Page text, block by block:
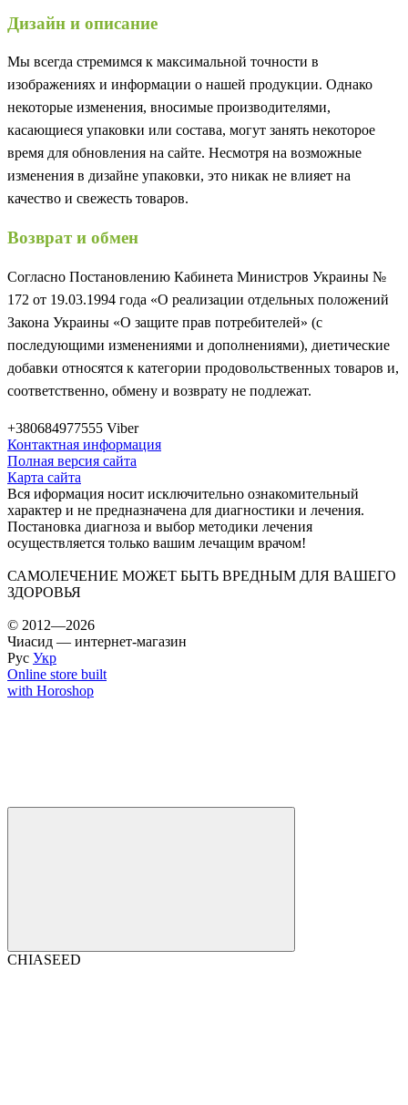
Дизайн и описание
Мы всегда стремимся к максимальной точности в
изображениях и информации о нашей продукции. Однако
некоторые изменения, вносимые производителями,
касающиеся упаковки или состава, могут занять некоторое
время для обновления на сайте. Несмотря на возможные
изменения в дизайне упаковки, это никак не влияет на
качество и свежесть товаров.
Возврат и обмен
Согласно Постановлению Кабинета Министров Украины №
172 от 19.03.1994 года «О реализации отдельных положений
Закона Украины «О защите прав потребителей» (с
последующими изменениями и дополнениями), диетические
добавки относятся к категории продовольственных товаров и,
соответственно, обмену и возврату не подлежат.
+380684977555 Viber
Контактная информация
Полная версия сайта
Карта сайта
Вся иформация носит исключительно ознакомительный
характер и не предназначена для диагностики и лечения.
Постановка диагноза и выбор методики лечения
осуществляется только вашим лечащим врачом!
САМОЛЕЧЕНИЕ МОЖЕТ БЫТЬ ВРЕДНЫМ ДЛЯ ВАШЕГО
ЗДОРОВЬЯ
© 2012—2026
Чиасид — интернет-магазин
Рус Укр
Online store built
with Horoshop
CHIASEED